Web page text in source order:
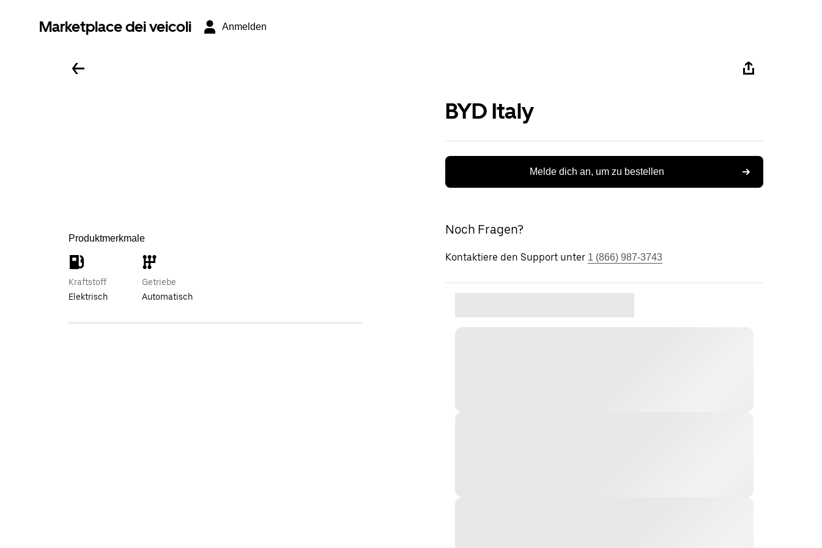
Marketplace dei veicoli Anmelden
Produktmerkmale
Kraftstoff
Elektrisch
Getriebe
Automatisch
BYD Italy
Melde dich an, um zu bestellen
Noch Fragen?
Kontaktiere den Support unter 1 (866) 987-3743